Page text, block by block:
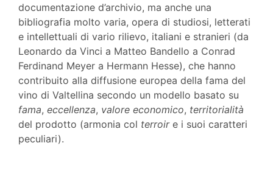
documentazione d’archivio, ma anche una
bibliografia molto varia, opera di studiosi, letterati
e intellettuali di vario rilievo, italiani e stranieri (da
Leonardo da Vinci a Matteo Bandello a Conrad
Ferdinand Meyer a Hermann Hesse), che hanno
contribuito alla diffusione europea della fama del
vino di Valtellina secondo un modello basato su
fama, eccellenza, valore economico, territorialità
del prodotto (armonia col terroire i suoi caratteri
peculiari).